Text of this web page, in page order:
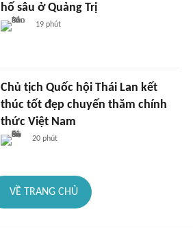
hố sâu ở Quảng Trị
19 phút
Chủ tịch Quốc hội Thái Lan kết
thúc tốt đẹp chuyến thăm chính
thức Việt Nam
20 phút
VỀ TRANG CHỦ